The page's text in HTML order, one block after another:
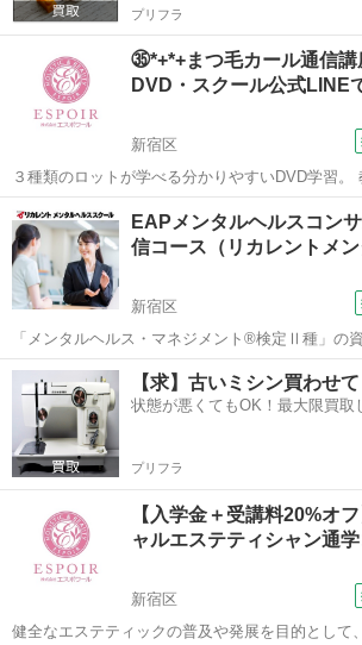
プリフラ
㉟*+*+まつ毛カール通信
DVD・スクール公式LINE
新宿区
３種類のロットが学べる分かりやすいDVD学習。 教材は一番簡単な粘
着ロットとまつ毛カール液、分かりやすいテキス
き。 開業に必要な編集可能なエクセルデーターカルテをDVDでもらえ
るのでいつでも開業可能。 ...
東京 新宿区
EAPメンタルヘルスコン
信コース（リカレントメ
新宿区
「メンタルヘルス・マネジメント®検定Ⅱ種」の
ースです。部下が不調に陥らないように普段から
ルや、不調が見受けられた場合には、安全配慮義
滑に行えるスキルを習得しているかどうか...
東京 新宿区 その他
【求】古いミシン買わせ
状態が悪くてもOK！最大限買取
プリフラ
【入学金＋受講料20%オ
ャルエステティシャン通
新宿区
健全なエステティックの普及や発展を目的として